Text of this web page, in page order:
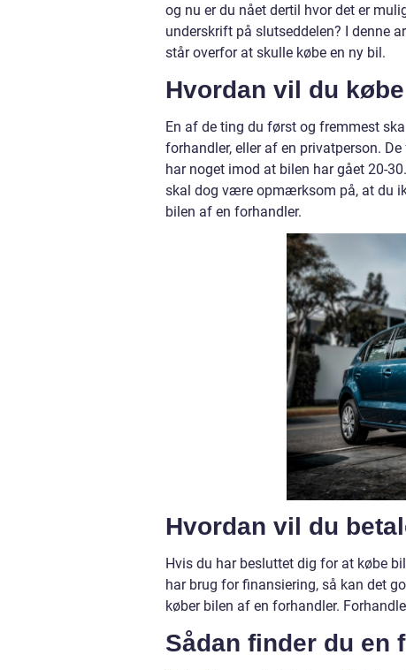
og nu er du nået dertil hvor det er
underskrift på slutseddelen? I denne
står overfor at skulle købe en ny bil.
Hvordan vil du
En af de ting du først og fremmest
forhandler, eller af en privatperson.
har noget imod at bilen har gået 20-
skal dog være opmærksom på, at du
bilen af en forhandler.
Hvordan vil du
Hvis du har besluttet dig for at købe
har brug for finansiering, så kan det
køber bilen af en forhandler.
Sådan finder du en